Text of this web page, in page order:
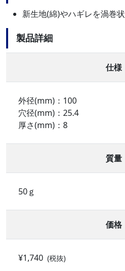
新生地(綿)やハギレを渦巻
製品詳細
仕様
外径(mm)：100
穴径(mm)：25.4
厚さ(mm)：8
質量
50ｇ
価格
¥1,740 (税抜)